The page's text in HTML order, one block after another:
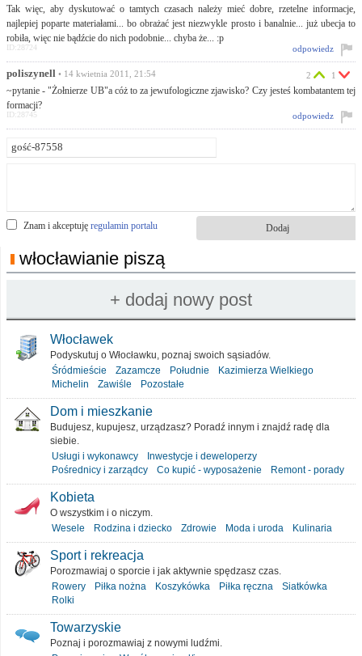
Tak więc, aby dyskutować o tamtych czasach należy mieć dobre, rzetelne informacje,
najlepiej poparte materiałami... bo obrażać jest niezwykle prosto i banalnie... już ubecja to
robiła, więc nie bądźcie do nich podobnie... chyba że... :p
odpowiedz
ID:28724
poliszynell • 14 kwietnia 2011, 21:54
~pytanie - "Żołnierze UB"a cóż to za jewufologiczne zjawisko? Czy jesteś kombatantem tej
formacji?
2 1
odpowiedz
ID:28745
Znam i akceptuję regulamin portalu
włocławianie piszą
Włocławek
Podyskutuj o Włocławku, poznaj swoich sąsiadów.
Śródmieście
Zazamcze Południe
Kazimierza Wielkiego
Michelin
Zawiśle Pozostałe
Dom i mieszkanie
Budujesz, kupujesz, urządzasz? Poradź innym i znajdź radę dla
siebie.
Usługi i wykonawcy
Inwestycje i deweloperzy
Pośrednicy i zarządcy
Co kupić - wyposażenie Remont - porady
Kobieta
O wszystkim i o niczym.
Wesele
Rodzina i dziecko Zdrowie Moda i uroda Kulinaria
Sport i rekreacja
Porozmawiaj o sporcie i jak aktywnie spędzasz czas.
Rowery
Piłka nożna Koszykówka Piłka ręczna
Siatkówka
Rolki
Towarzyskie
Poznaj i porozmawiaj z nowymi ludźmi.